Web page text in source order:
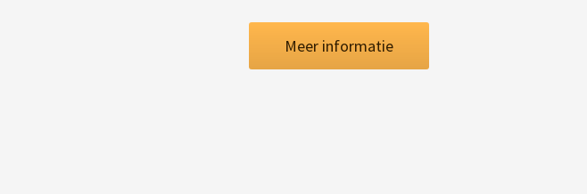
Meer informatie